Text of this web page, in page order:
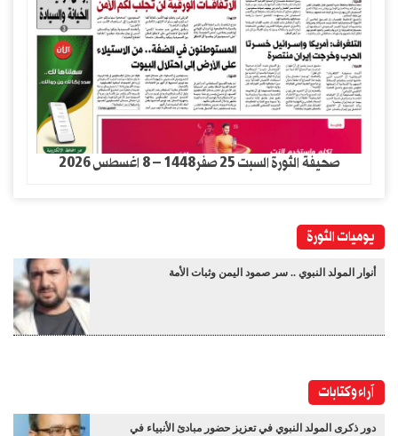
صحيفة الثورة السبت 25 صفر1448 – 8 اغسطس 2026
يوميات الثورة
أنوار المولد النبوي .. سر صمود اليمن وثبات الأمة
آراء وكتابات
دور ذكرى المولد النبوي في تعزيز حضور مبادئ الأنبياء في